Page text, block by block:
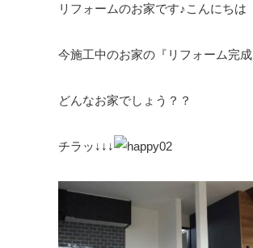
リフォームのお家です♪こんにち
今施工中のお家の『リフォーム完
どんなお家でしょう？？
チラッ↓↓↓